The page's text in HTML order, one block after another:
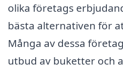
olika företags
bästa alternativen för
Många av dessa
utbud av buketter och